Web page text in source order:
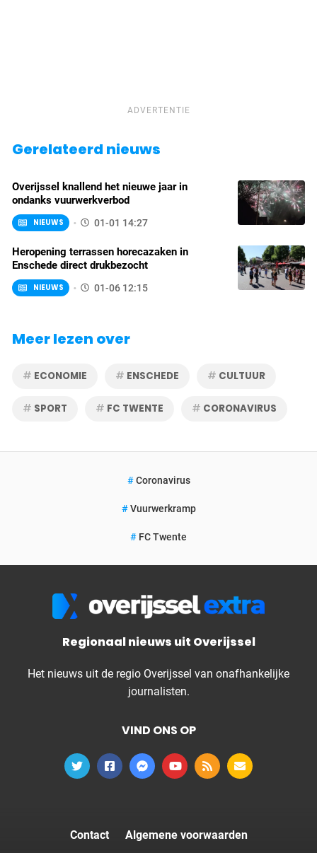
ADVERTENTIE
Gerelateerd nieuws
Overijssel knallend het nieuwe jaar in
ondanks vuurwerkverbod
NIEUWS 01-01 14:27
Heropening terrassen horecazaken in
Enschede direct drukbezocht
NIEUWS 01-06 12:15
Meer lezen over
ECONOMIE ENSCHEDE CULTUUR
SPORT FC TWENTE CORONAVIRUS
Coronavirus
Vuurwerkramp
FC Twente
Regionaal nieuws uit Overijssel
Het nieuws uit de regio Overijssel van onafhankelijke
journalisten.
VIND ONS OP
Contact Algemene voorwaarden